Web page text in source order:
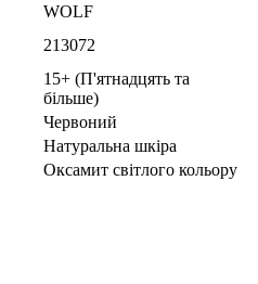
WOLF
213072
15+ (П'ятнадцять та
більше)
Червоний
Натуральна шкіра
Оксамит світлого кольору